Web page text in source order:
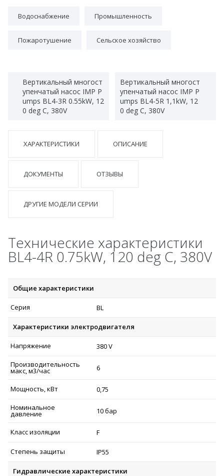
Водоснабжение Промышленность
Пожаротушение Сельское хозяйство
Вертикальный многост
упенчатый насос IMP P
umps BL4-3R 0.55kW, 12
0 deg C, 380V
Вертикальный многост
упенчатый насос IMP P
umps BL4-5R 1,1kW, 12
0 deg C, 380V
ХАРАКТЕРИСТИКИ ОПИСАНИЕ
ДОКУМЕНТЫ ОТЗЫВЫ
ДРУГИЕ МОДЕЛИ СЕРИИ
Технические характеристики
BL4-4R 0.75kW, 120 deg C, 380V
Общие характеристики
Серия BL
Характеристики электродвигателя
Напряжение
380 V
Производительность
макс, м3/час 6
Мощность, кВт
0,75
Номинальное
давление 10 бар
Класс изоляции F
Степень защиты IP55
Гидравлические характеристики